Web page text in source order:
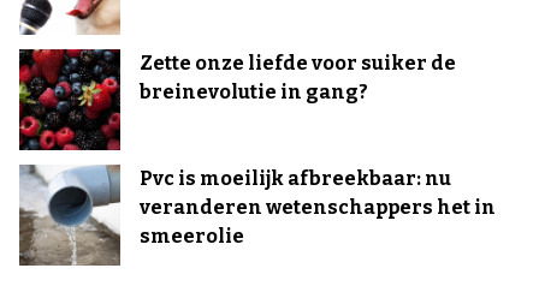
Zette onze liefde voor suiker de
breinevolutie in gang?
Pvc is moeilijk afbreekbaar: nu
veranderen wetenschappers het in
smeerolie